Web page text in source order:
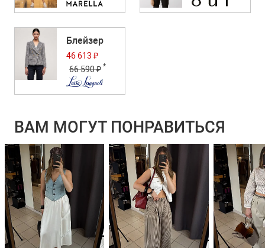
Блейзер
46 613 ₽
66 590 ₽ *
ВАМ МОГУТ ПОНРАВИТЬСЯ